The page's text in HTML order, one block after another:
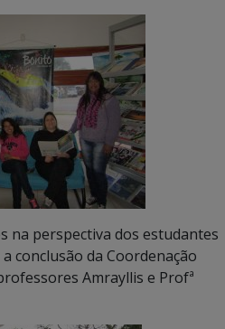
na perspectiva dos estudantes
conclusão da Coordenação
Amrayllis e Profª